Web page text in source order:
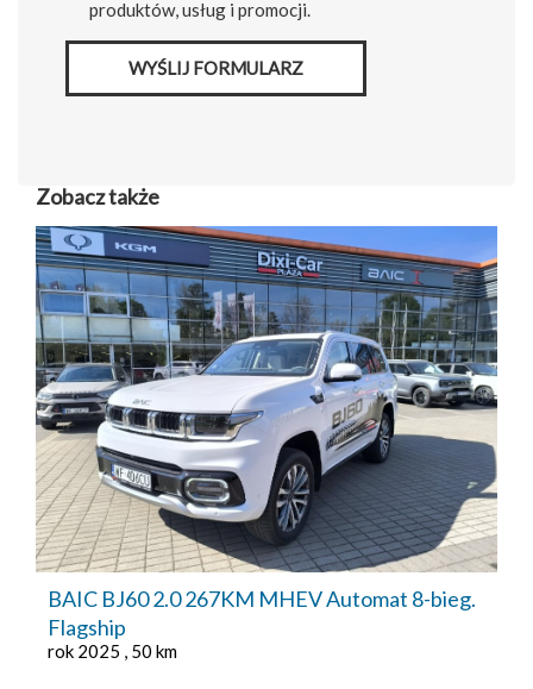
produktów, usług i promocji.
WYŚLIJ FORMULARZ
Zobacz także
BAIC BJ60 2.0 267KM MHEV Automat 8-bieg.
Flagship
rok 2025 , 50 km